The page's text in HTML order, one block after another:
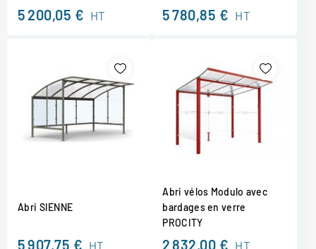
5 200,05 € HT 5 780,85 € HT
Abri SIENNE
5 907,75 € HT
Abri vélos Modulo avec
bardages en verre
PROCITY
2 832,00 € HT